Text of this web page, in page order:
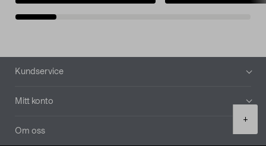
+
Sidfot
Kundservice
Mitt konto
Om oss